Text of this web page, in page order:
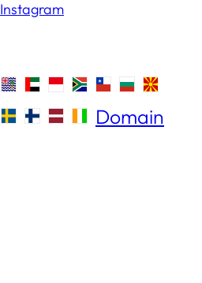
Instagram
Domain